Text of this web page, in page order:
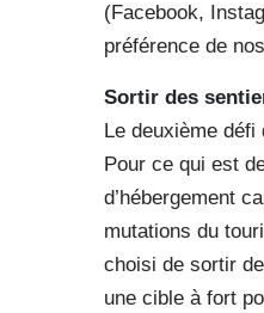
(Facebook,
préférence de
Sortir des
Le deuxième défi
Pour ce qui est
d’hébergement
mutations du
choisi de sortir
une cible à fort